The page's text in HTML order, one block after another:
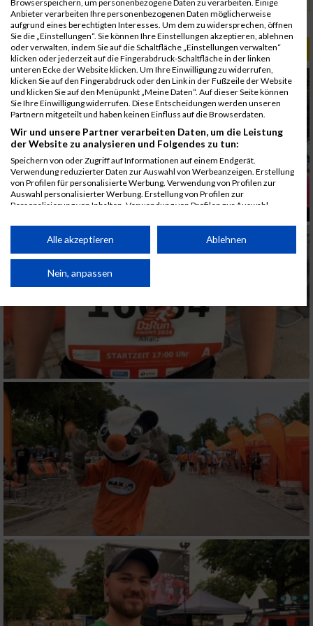
Rang:2893.
ALBUM B2RUN MÜNCHEN / 15.07.2026
Browserspeichern, um personenbezogene Daten zu verarbeiten. Einige
Anbieter verarbeiten Ihre personenbezogenen Daten möglicherweise
aufgrund eines berechtigten Interesses. Um dem zu widersprechen, öffnen
Sie die „Einstellungen“. Sie können Ihre Einstellungen akzeptieren, ablehnen
oder verwalten, indem Sie auf die Schaltfläche „Einstellungen verwalten“
klicken oder jederzeit auf die Fingerabdruck-Schaltfläche in der linken
unteren Ecke der Website klicken. Um Ihre Einwilligung zu widerrufen,
klicken Sie auf den Fingerabdruck oder den Link in der Fußzeile der Website
und klicken Sie auf den Menüpunkt „Meine Daten“. Auf dieser Seite können
Sie Ihre Einwilligung widerrufen. Diese Entscheidungen werden unseren
Partnern mitgeteilt und haben keinen Einfluss auf die Browserdaten.
Wir und unsere Partner verarbeiten Daten, um die Leistung
der Website zu analysieren und Folgendes zu tun:
Speichern von oder Zugriff auf Informationen auf einem Endgerät.
Verwendung reduzierter Daten zur Auswahl von Werbeanzeigen. Erstellung
von Profilen für personalisierte Werbung. Verwendung von Profilen zur
Auswahl personalisierter Werbung. Erstellung von Profilen zur
Personalisierung von Inhalten. Verwendung von Profilen zur Auswahl
Performance von Inhalten. Analyse von Zielgruppen durch Statistiken oder
Kombinationen von Daten aus verschiedenen Quellen. Entwicklung und
von Inhalten.
Daten können außerhalb der Europäischen Union weitergegeben und in die
Partnerliste anzeigen (1 IAB-Anbieter)
Wir nutzen Ihre Daten für folgende Zwecke:
IAB-Verarbeitungszwecke:
Speichern von oder Zugriff auf Informationen
auf einem Endgerät
Verwendung reduzierter Daten zur Auswahl
von Werbeanzeigen
Erstellung von Profilen für personalisierte
Werbung
Verwendung von Profilen zur Auswahl
personalisierter Werbung
Erstellung von Profilen zur Personalisierung
von Inhalten
Verwendung von Profilen zur Auswahl
Alle akzeptieren Ablehnen
Nein, anpassen